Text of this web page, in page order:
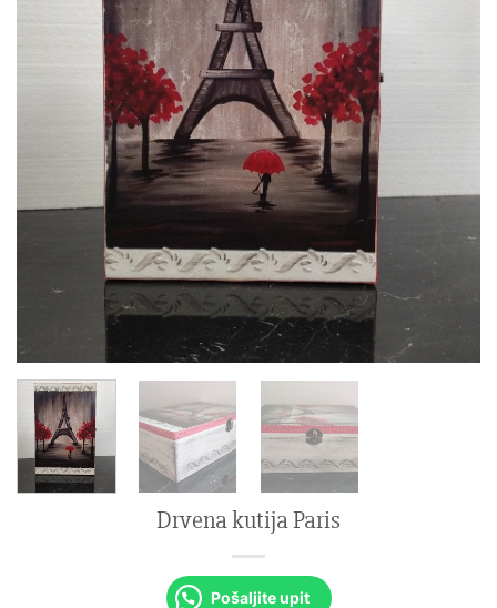
Drvena kutija Paris
Pošaljite upit